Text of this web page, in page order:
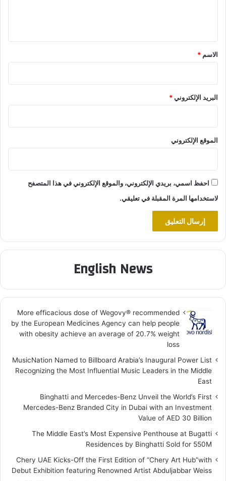
*
الاسم *
البريد الإلكتروني*
الموقع الإلكتروني
احفظ اسمي، بريدي الإلكتروني، والموقع الإلكتروني في هذا المتصفح
لاستخدامها المرة المقبلة في تعليقي.
English News
More efficacious dose of Wegovy®️ recommended
by the European Medicines Agency can help people
with obesity achieve an average of 20.7% weight
loss
MusicNation Named to Billboard Arabia’s Inaugural Power List
Recognizing the Most Influential Music Leaders in the Middle
East
Binghatti and Mercedes-Benz Unveil the World’s First
Mercedes-Benz Branded City in Dubai with an Investment
Value of AED 30 Billion
The Middle East’s Most Expensive Penthouse at Bugatti
Residences by Binghatti Sold for 550M
Chery UAE Kicks-Off the First Edition of “Chery Art Hub”with
Debut Exhibition featuring Renowned Artist Abduljabbar Weiss